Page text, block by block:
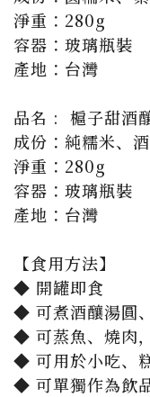
淨重：280g
容器：玻璃瓶裝
產地：台灣
品名 :  槴子甜酒
成份：純糯米、
淨重：280g
容器：玻璃瓶裝
產地：台灣
【食用方法】
◆ 開罐即食
◆ 可煮酒釀湯圓
◆ 可蒸魚、燒肉
◆ 可用於小吃、
◆ 可單獨作為飲